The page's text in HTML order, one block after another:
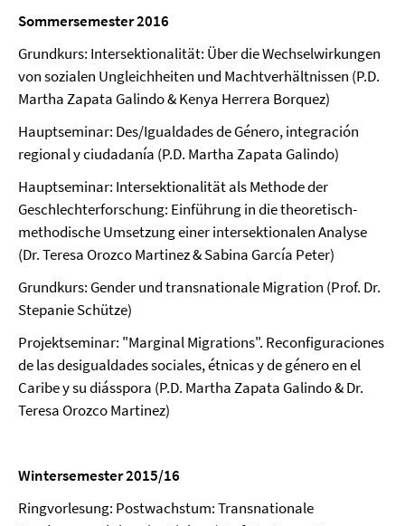
Sommersemester 2016
Grundkurs: Intersektionalität: Über die Wechselwirkungen
von sozialen Ungleichheiten und Machtverhältnissen (P.D.
Martha Zapata Galindo & Kenya Herrera Borquez)
Hauptseminar: Des/Igualdades de Género, integración
regional y ciudadanía (P.D. Martha Zapata Galindo)
Hauptseminar: Intersektionalität als Methode der
Geschlechterforschung: Einführung in die theoretisch-
methodische Umsetzung einer intersektionalen Analyse
(Dr. Teresa Orozco Martinez & Sabina García Peter)
Grundkurs: Gender und transnationale Migration (Prof. Dr.
Stepanie Schütze)
Projektseminar: "Marginal Migrations". Reconfiguraciones
de las desigualdades sociales, étnicas y de género en el
Caribe y su diásspora (P.D. Martha Zapata Galindo & Dr.
Teresa Orozco Martinez)
Wintersemester 2015/16
Ringvorlesung: Postwachstum: Transnationale